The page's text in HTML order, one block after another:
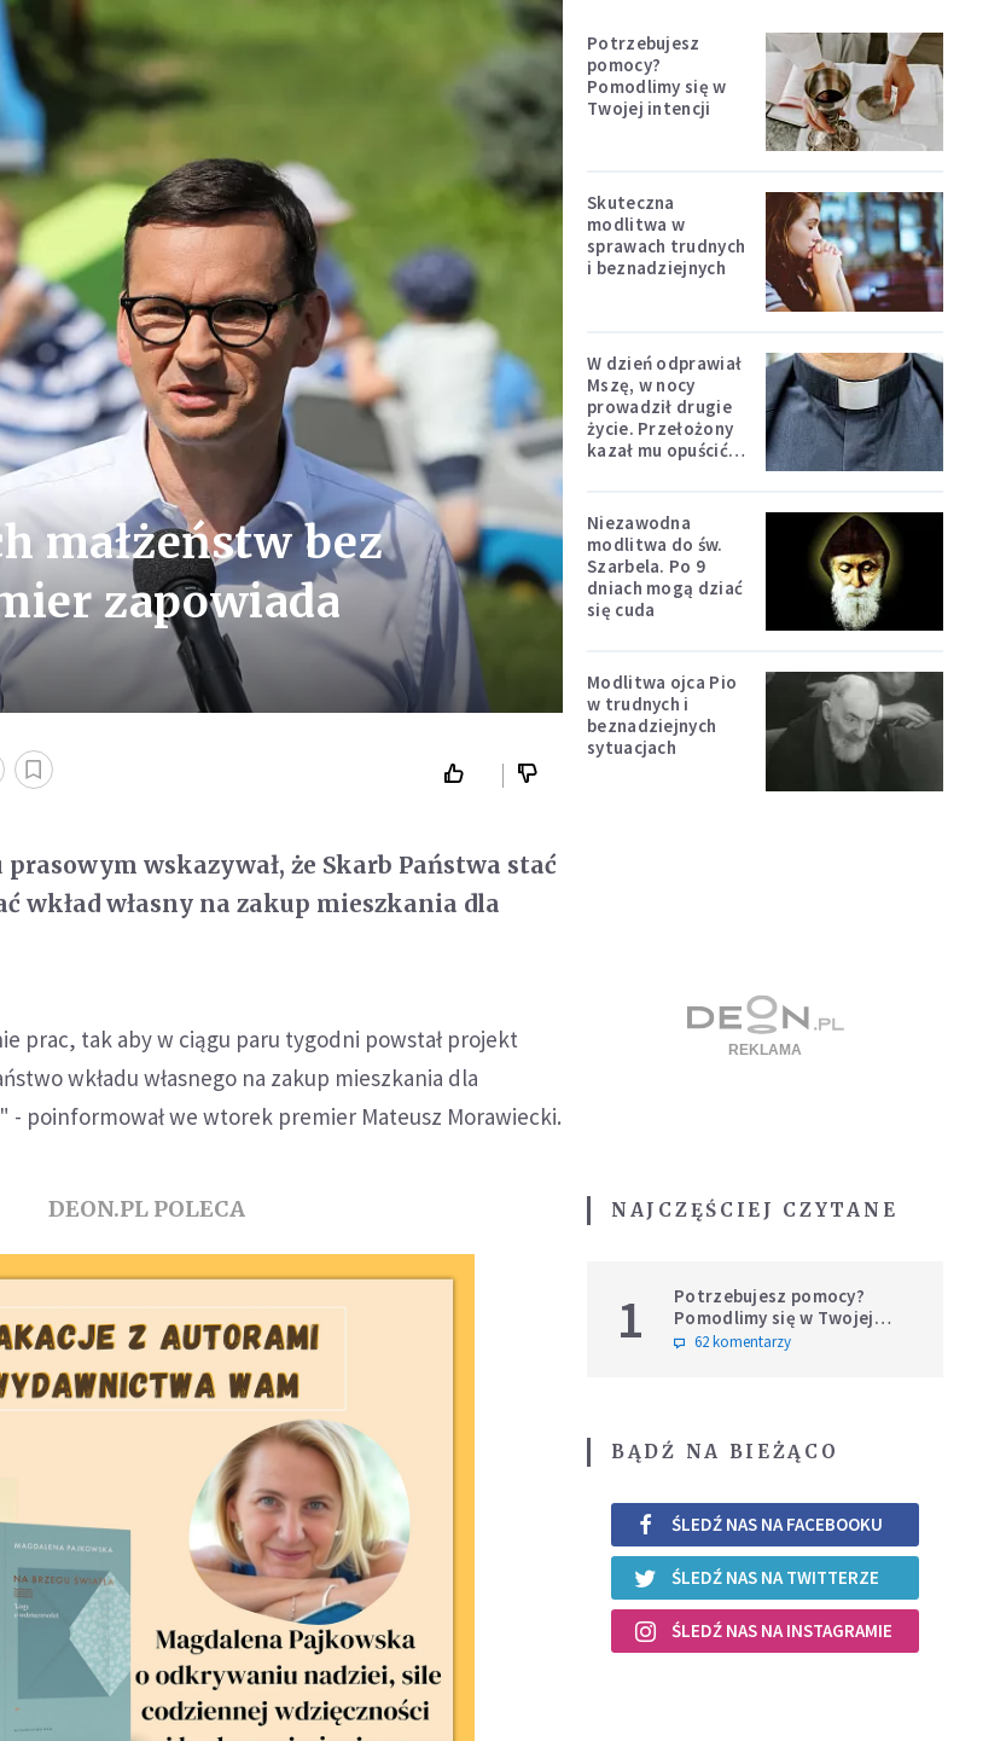
małżeństw bez
zapowiada
wskazywał, że Skarb Państwa stać
wkład własny na zakup mieszkania dla
prac, tak aby w ciągu paru tygodni powstał projekt
wkładu własnego na zakup mieszkania dla
- poinformował we wtorek premier Mateusz Morawiecki.
DEON.PL POLECA
Potrzebujesz
pomocy?
Pomodlimy się w
Twojej intencji
Skuteczna
modlitwa w
sprawach trudnych
i beznadziejnych
W dzień odprawiał
Mszę, w nocy
prowadził drugie
życie. Przełożony
kazał mu opuścić
Niezawodna
modlitwa do św.
Szarbela. Po 9
dniach mogą dziać
się cuda
Modlitwa ojca Pio
w trudnych i
beznadziejnych
sytuacjach
NAJCZĘŚCIEJ CZYTANE
1
Potrzebujesz pomocy?
Pomodlimy się w Twojej
intencji
62 komentarzy
BĄDŹ NA BIEŻĄCO
ŚLEDŹ NAS NA FACEBOOKU
ŚLEDŹ NAS NA TWITTERZE
ŚLEDŹ NAS NA INSTAGRAMIE